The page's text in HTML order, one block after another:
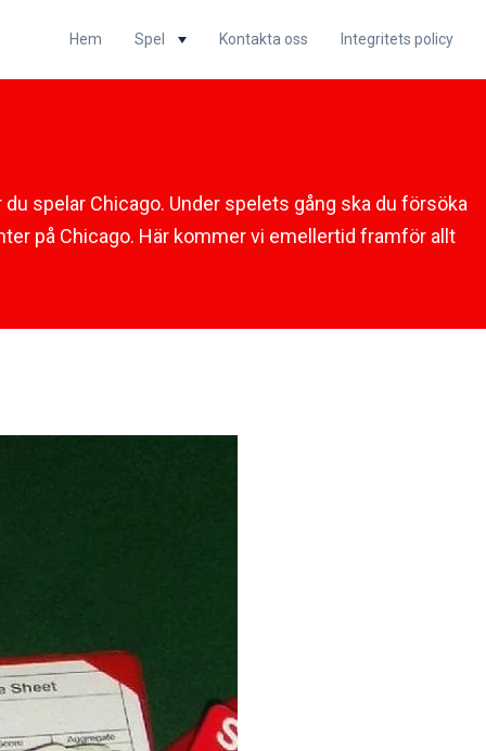
Hem Spel Kontakta oss Integritets policy
spelar Chicago. Under spelets gång ska du försöka
på Chicago. Här kommer vi emellertid framför allt